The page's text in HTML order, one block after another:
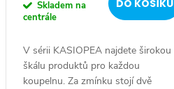
Skladem na
centrále
DO KOŠÍKU
V sérii KASIOPEA najdete širokou
škálu produktů pro každou
koupelnu. Za zmínku stojí dvě